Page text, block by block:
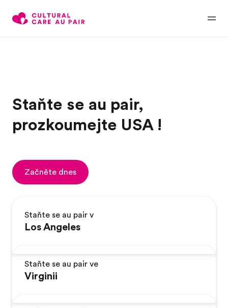
Staňte se au pair,
prozkoumejte USA !
Začněte dnes
Staňte se au pair v
Los Angeles
Staňte se au pair ve
Virginii